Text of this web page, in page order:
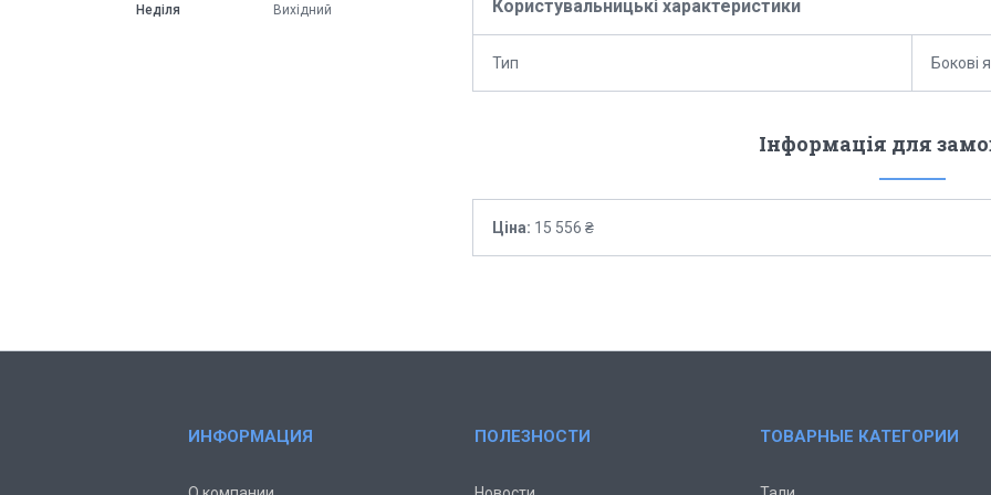
Користувальницькі характеристики
Тип Бокові
Інформація для
Ціна: 15 556 ₴
Неділя Вихідний
ИНФОРМАЦИЯ ПОЛЕЗНОСТИ ТОВАРНЫЕ КАТЕГОРИИ